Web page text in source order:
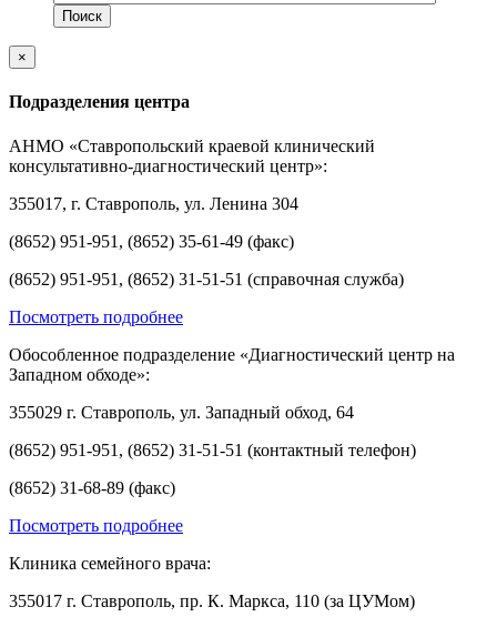
×
Подразделения центра
АНМО «Ставропольский краевой клинический
консультативно-диагностический центр»:
355017, г. Ставрополь, ул. Ленина 304
(8652) 951-951, (8652) 35-61-49 (факс)
(8652) 951-951, (8652) 31-51-51 (справочная служба)
Посмотреть подробнее
Обособленное подразделение «Диагностический центр на
Западном обходе»:
355029 г. Ставрополь, ул. Западный обход, 64
(8652) 951-951, (8652) 31-51-51 (контактный телефон)
(8652) 31-68-89 (факс)
Посмотреть подробнее
Клиника семейного врача:
355017 г. Ставрополь, пр. К. Маркса, 110 (за ЦУМом)